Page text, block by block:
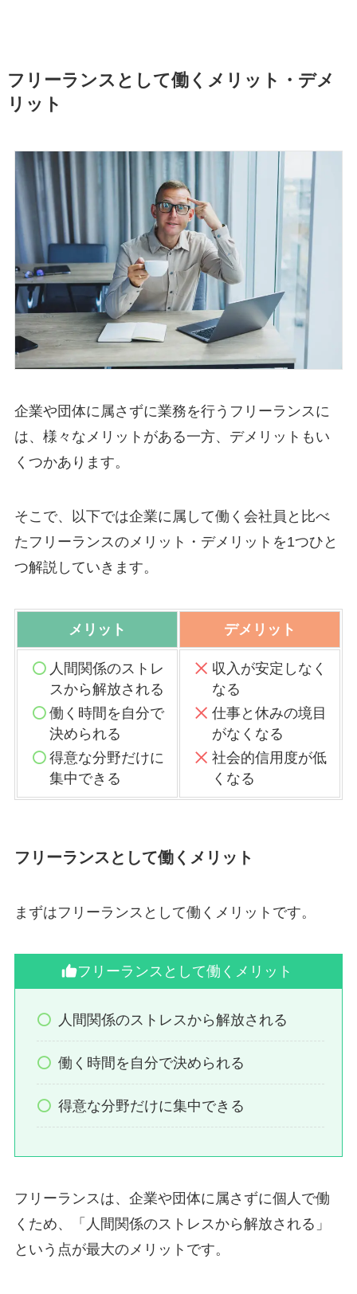
フリーランスとして働くメリット・デメ
リット
企業や団体に属さずに業務を行うフリーランスに
は、様々なメリットがある一方、デメリットもい
くつかあります。
そこで、以下では企業に属して働く会社員と比べ
たフリーランスのメリット・デメリットを1つひと
つ解説していきます。
メリット デメリット
人間関係のストレ
スから解放される
働く時間を自分で
決められる
得意な分野だけに
集中できる
収入が安定しなく
なる
仕事と休みの境目
がなくなる
社会的信用度が低
くなる
フリーランスとして働くメリット
まずはフリーランスとして働くメリットです。
フリーランスとして働くメリット
人間関係のストレスから解放される
働く時間を自分で決められる
得意な分野だけに集中できる
フリーランスは、企業や団体に属さずに個人で働
くため、「人間関係のストレスから解放される」
という点が最大のメリットです。